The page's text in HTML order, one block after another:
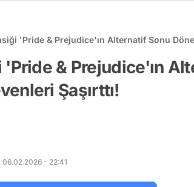
'Pride & Prejudice'ın Alternatif Sonu
& Prejudice'ın
Şaşırttı!
06.02.2026 - 22:41